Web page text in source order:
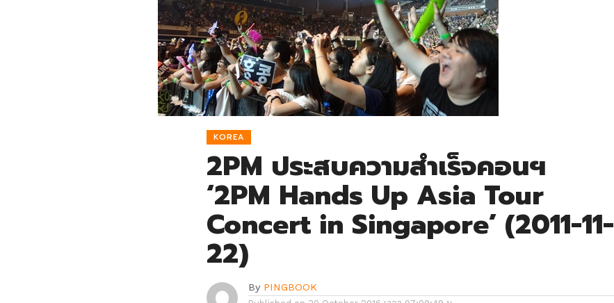
KOREA
2PM ประสบความสำเร็จคอนฯ
‘2PM Hands Up Asia Tour
Concert in Singapore’ (2011-11-
22)
By PINGBOOK